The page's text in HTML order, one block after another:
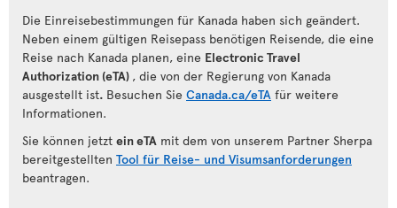
Die Einreisebestimmungen für Kanada haben sich geändert.
Neben einem gültigen Reisepass benötigen Reisende, die eine
Reise nach Kanada planen, eine Electronic Travel
Authorization (eTA) , die von der Regierung von Kanada
ausgestellt ist. Besuchen Sie Canada.ca/eTA für weitere
Informationen.
Sie können jetzt ein eTA mit dem von unserem Partner Sherpa
bereitgestellten Tool für Reise- und Visumsanforderungen
beantragen.